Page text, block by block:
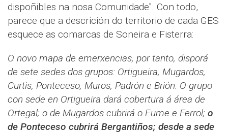
dispoñibles na nosa Comunidade". Con todo,
parece que a descrición do territorio de cada GES
esquece as comarcas de Soneira e Fisterra:
O novo mapa de emerxencias, por tanto, disporá
de sete sedes dos grupos: Ortigueira, Mugardos,
Curtis, Ponteceso, Muros, Padrón e Brión. O grupo
con sede en Ortigueira dará cobertura á área de
Ortegal; o de Mugardos cubrirá o Eume e Ferrol; o
de Ponteceso cubrirá Bergantiños; desde a sede